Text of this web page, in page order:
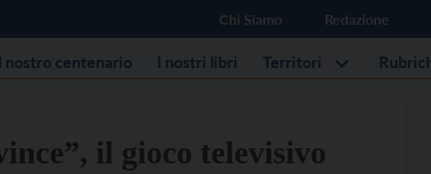
Chi Siamo Redazione
nostro centenario I nostri libri Territori
il gioco televisivo